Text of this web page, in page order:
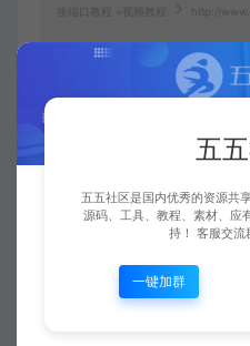
接端口教程 +视频教程 http://
五五社区
五
五五社区是国内优秀的资源共
源码、工具、教程、素材、应
持！ 客服交
一键加群